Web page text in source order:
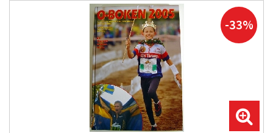
-33%